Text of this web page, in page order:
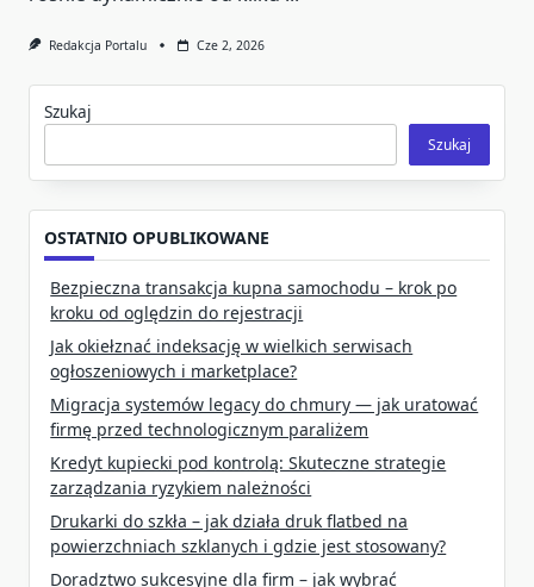
Redakcja Portalu Cze 2, 2026
Szukaj
Szukaj
OSTATNIO OPUBLIKOWANE
Bezpieczna transakcja kupna samochodu – krok po
kroku od oględzin do rejestracji
Jak okiełznać indeksację w wielkich serwisach
ogłoszeniowych i marketplace?
Migracja systemów legacy do chmury — jak uratować
firmę przed technologicznym paraliżem
Kredyt kupiecki pod kontrolą: Skuteczne strategie
zarządzania ryzykiem należności
Drukarki do szkła – jak działa druk flatbed na
powierzchniach szklanych i gdzie jest stosowany?
Doradztwo sukcesyjne dla firm – jak wybrać